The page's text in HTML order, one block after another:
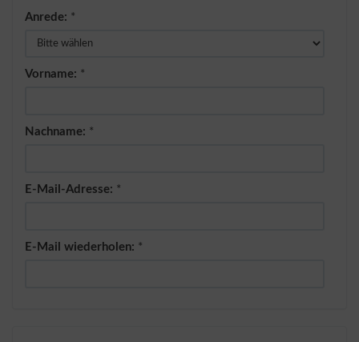
Anrede: *
Vorname: *
Nachname: *
E-Mail-Adresse: *
E-Mail wiederholen: *